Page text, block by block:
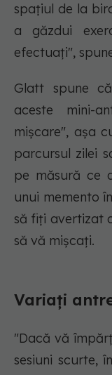
spațiul de la
a găzdui
efectuați",
Glatt spune
aceste mini-
mișcare", așa
parcursul zilei
pe măsură ce
unui memento
să fiți avertizat
să vă mișcați.
Variați
"Dacă vă
sesiuni scurte,